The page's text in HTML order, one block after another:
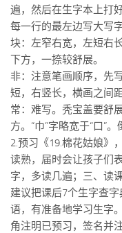
论坛
论坛搜索
页面
关于
博客树
精品域名
友情链接
遍，然后在生字本上打
每一行的最左边写大写
块：左窄右宽，左短右
下方，一捺较舒展。
非：注意笔画顺序，先
短，右竖长，横画之间
常：难写。秃宝盖要舒
方。“巾”字略宽于“口”
2.预习《19.棉花姑娘》
读熟，届时会让孩子们
字，多读几遍；三、读
建议把课后7个生字查
语，有准备地学习生字
角注明已预习，签名并